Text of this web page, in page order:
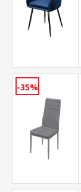
-35%